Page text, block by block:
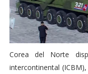
Corea del Norte
intercontinental